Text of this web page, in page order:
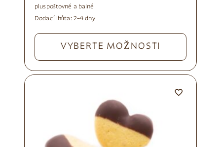
pluspoštovné a balné
Dodací lhůta: 2–4 dny
VYBERTE MOŽNOSTI